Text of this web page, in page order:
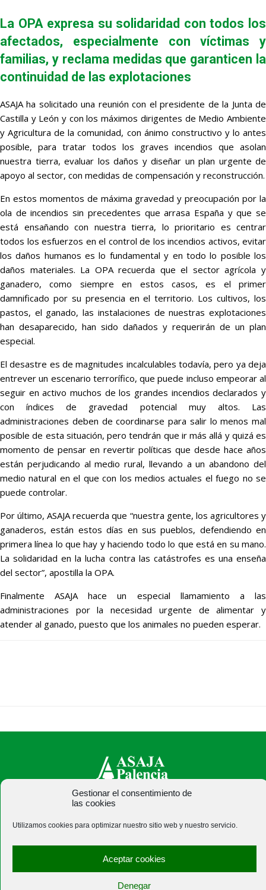
Gestionar el consentimiento de
las cookies
Utilizamos cookies para optimizar nuestro sitio web y nuestro servicio.
Aceptar cookies
Denegar
La OPA expresa su solidaridad con todos los
afectados, especialmente con víctimas y
familias, y reclama medidas que garanticen la
continuidad de las explotaciones
ASAJA ha solicitado una reunión con el presidente de la Junta de
Castilla y León y con los máximos dirigentes de Medio Ambiente
y Agricultura de la comunidad, con ánimo constructivo y lo antes
posible, para tratar todos los graves incendios que asolan
nuestra tierra, evaluar los daños y diseñar un plan urgente de
apoyo al sector, con medidas de compensación y reconstrucción.
En estos momentos de máxima gravedad y preocupación por la
ola de incendios sin precedentes que arrasa España y que se
está ensañando con nuestra tierra, lo prioritario es centrar
todos los esfuerzos en el control de los incendios activos, evitar
los daños humanos es lo fundamental y en todo lo posible los
daños materiales. La OPA recuerda que el sector agrícola y
ganadero, como siempre en estos casos, es el primer
damnificado por su presencia en el territorio. Los cultivos, los
pastos, el ganado, las instalaciones de nuestras explotaciones
han desaparecido, han sido dañados y requerirán de un plan
especial.
El desastre es de magnitudes incalculables todavía, pero ya deja
entrever un escenario terrorífico, que puede incluso empeorar al
seguir en activo muchos de los grandes incendios declarados y
con índices de gravedad potencial muy altos. Las
administraciones deben de coordinarse para salir lo menos mal
posible de esta situación, pero tendrán que ir más allá y quizá es
momento de pensar en revertir políticas que desde hace años
están perjudicando al medio rural, llevando a un abandono del
medio natural en el que con los medios actuales el fuego no se
puede controlar.
Por último, ASAJA recuerda que “nuestra gente, los agricultores y
ganaderos, están estos días en sus pueblos, defendiendo en
primera línea lo que hay y haciendo todo lo que está en su mano.
La solidaridad en la lucha contra las catástrofes es una enseña
del sector”, apostilla la OPA.
Finalmente ASAJA hace un especial llamamiento a las
administraciones por la necesidad urgente de alimentar y
atender al ganado, puesto que los animales no pueden esperar.
ASAJA Palencia - Jóvenes Agricultores
C/ Felipe Prieto, 8. Pza. Bigar Centro - 34001 Palencia -
asajapalencia@asajapalencia.com